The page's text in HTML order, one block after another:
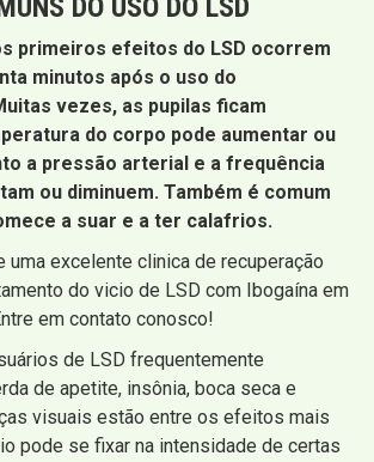
DO USO DO LSD
primeiros efeitos do LSD ocorrem
minutos após o uso do
vezes, as pupilas ficam
do corpo pode aumentar ou
a pressão arterial e a frequência
ou diminuem. Também é comum
a suar e a ter calafrios.
uma excelente clinica de recuperação
do vicio de LSD com Ibogaína em
em contato conosco!
de LSD frequentemente
de apetite, insônia, boca seca e
visuais estão entre os efeitos mais
pode se fixar na intensidade de certas